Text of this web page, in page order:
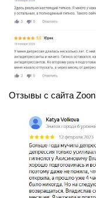
Отзывы с сайта